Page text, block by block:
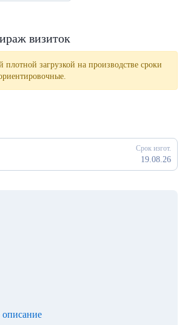
визиток
плотной загрузкой на производстве сроки
Срок изгот.
19.08.26
описание